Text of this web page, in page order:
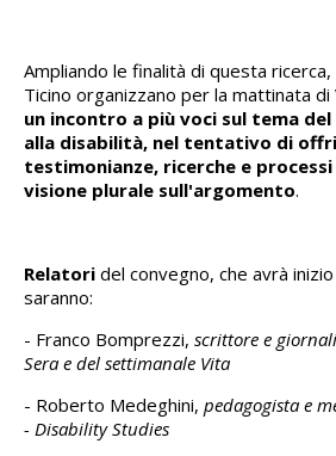
Ampliando le finalità di questa ricerca,
Ticino organizzano per la mattinata
un incontro a più voci sul tema
alla disabilità, nel tentativo di
testimonianze, ricerche e
visione plurale sull'argomento.
Relatori del convegno, che avrà
saranno:
- Franco Bomprezzi, scrittore e
Sera e del settimanale Vita
- Roberto Medeghini, pedagogista e
- Disability Studies